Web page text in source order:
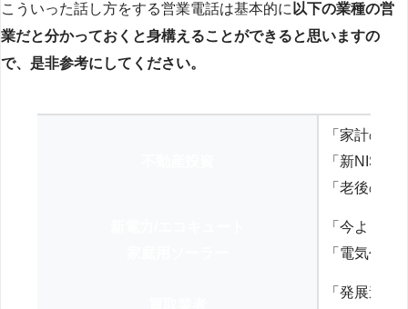
こういった話し方をする営業電話は基本的に 以下の業種の営
業だと分かっておくと身構えることができると思いますの
で、是非参考にしてください。
「家計の見
「新NISA
「老後の
「今より
「電気代を
「発展途